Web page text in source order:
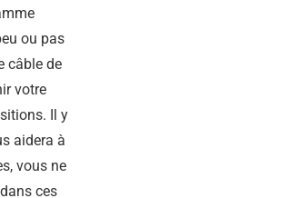
ou pas
câble de
votre
Il y
aidera à
vous ne
ces